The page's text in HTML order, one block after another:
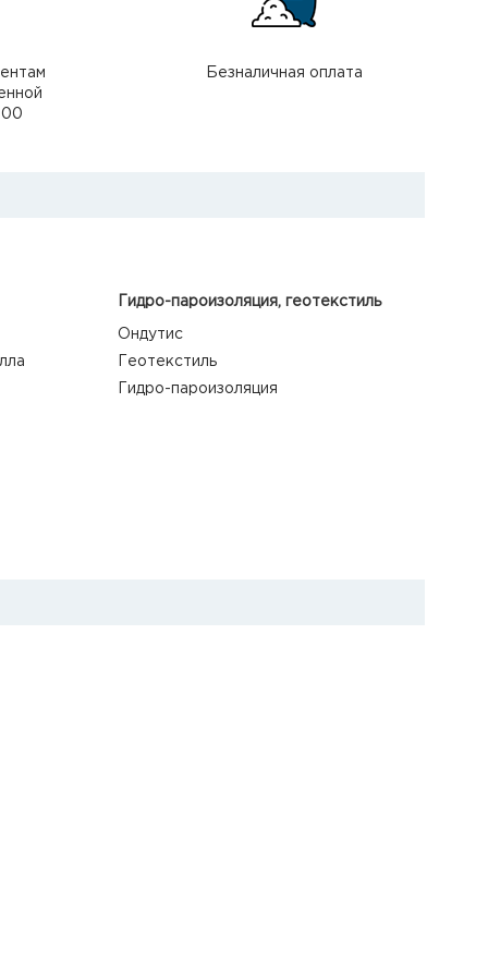
Безналичная оплата
Гидро-пароизоляция, геотекстиль
Ондутис
Геотекстиль
Гидро-пароизоляция